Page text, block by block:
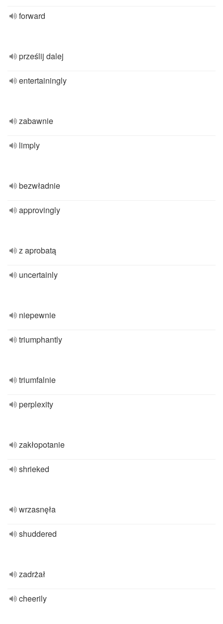
forward
prześlij dalej
entertainingly
zabawnie
limply
bezwładnie
approvingly
z aprobatą
uncertainly
niepewnie
triumphantly
triumfalnie
perplexity
zakłopotanie
shrieked
wrzasnęła
shuddered
zadrżał
cheerily